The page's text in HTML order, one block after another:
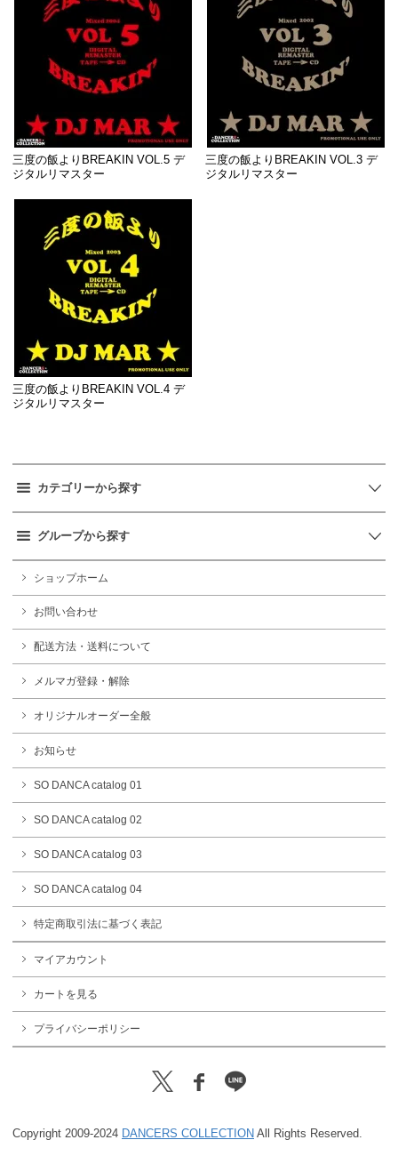
三度の飯よりBREAKIN VOL.5 デ
ジタルリマスター
三度の飯よりBREAKIN VOL.3 デ
ジタルリマスター
三度の飯よりBREAKIN VOL.4 デ
ジタルリマスター
カテゴリーから探す
グループから探す
ショップホーム
お問い合わせ
配送方法・送料について
メルマガ登録・解除
オリジナルオーダー全般
お知らせ
SO DANCA catalog 01
SO DANCA catalog 02
SO DANCA catalog 03
SO DANCA catalog 04
特定商取引法に基づく表記
マイアカウント
カートを見る
プライバシーポリシー
Copyright 2009-2024 DANCERS COLLECTION All Rights Reserved.